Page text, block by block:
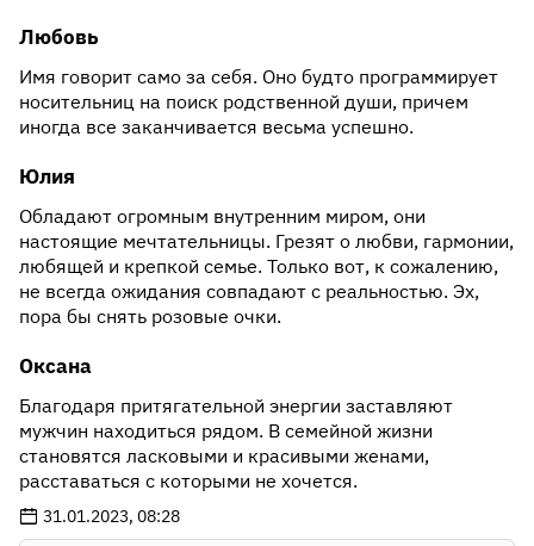
Любовь
Имя говорит само за себя. Оно будто программирует
носительниц на поиск родственной души, причем
иногда все заканчивается весьма успешно.
Юлия
Обладают огромным внутренним миром, они
настоящие мечтательницы. Грезят о любви, гармонии,
любящей и крепкой семье. Только вот, к сожалению,
не всегда ожидания совпадают с реальностью. Эх,
пора бы снять розовые очки.
Оксана
Благодаря притягательной энергии заставляют
мужчин находиться рядом. В семейной жизни
становятся ласковыми и красивыми женами,
расставаться с которыми не хочется.
31.01.2023, 08:28